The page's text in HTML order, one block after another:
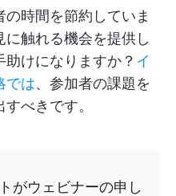
時間を節約していま
触れる機会を提供し
けになりますか？ イ
では、参加者の課題を
べきです。
がウェビナーの申し